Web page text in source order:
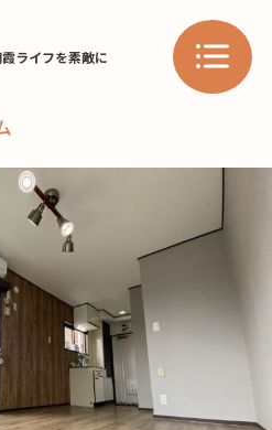
ライフを素敵に
学び・教育